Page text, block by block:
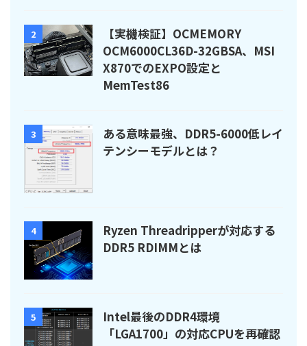
2
【実機検証】OCMEMORY
OCM6000CL36D-32GBSA、MSI
X870でのEXPO設定と
MemTest86
3
ある意味最強、DDR5-6000低レイ
テンシーモデルとは？
4
Ryzen Threadripperが対応する
DDR5 RDIMMとは
5
Intel最後のDDR4環境
「LGA1700」の対応CPUを再確認